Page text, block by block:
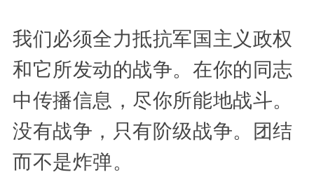
我们必须全力抵抗军国主义政权
和它所发动的战争。在你的同志
中传播信息，尽你所能地战斗。
没有战争，只有阶级战争。团结
而不是炸弹。